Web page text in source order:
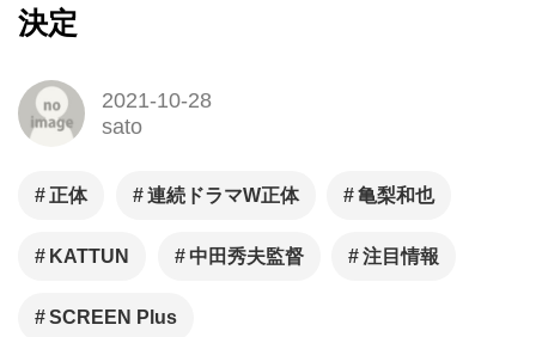
決定
2021-10-28
sato
正体 連続ドラマW正体 亀梨和也
KATTUN 中田秀夫監督 注目情報
SCREEN Plus